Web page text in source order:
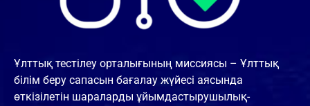
Ұлттық тестілеу орталығының миссиясы – Ұлттық
білім беру сапасын бағалау жүйесі аясында
өткізілетін шараларды ұйымдастырушылық-